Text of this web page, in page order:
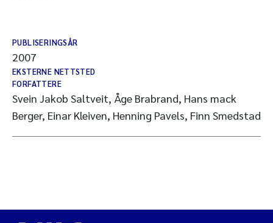
PUBLISERINGSÅR
2007
EKSTERNE NETTSTED
FORFATTERE
Svein Jakob Saltveit, Åge Brabrand, Hans mack
Berger, Einar Kleiven, Henning Pavels, Finn Smedstad